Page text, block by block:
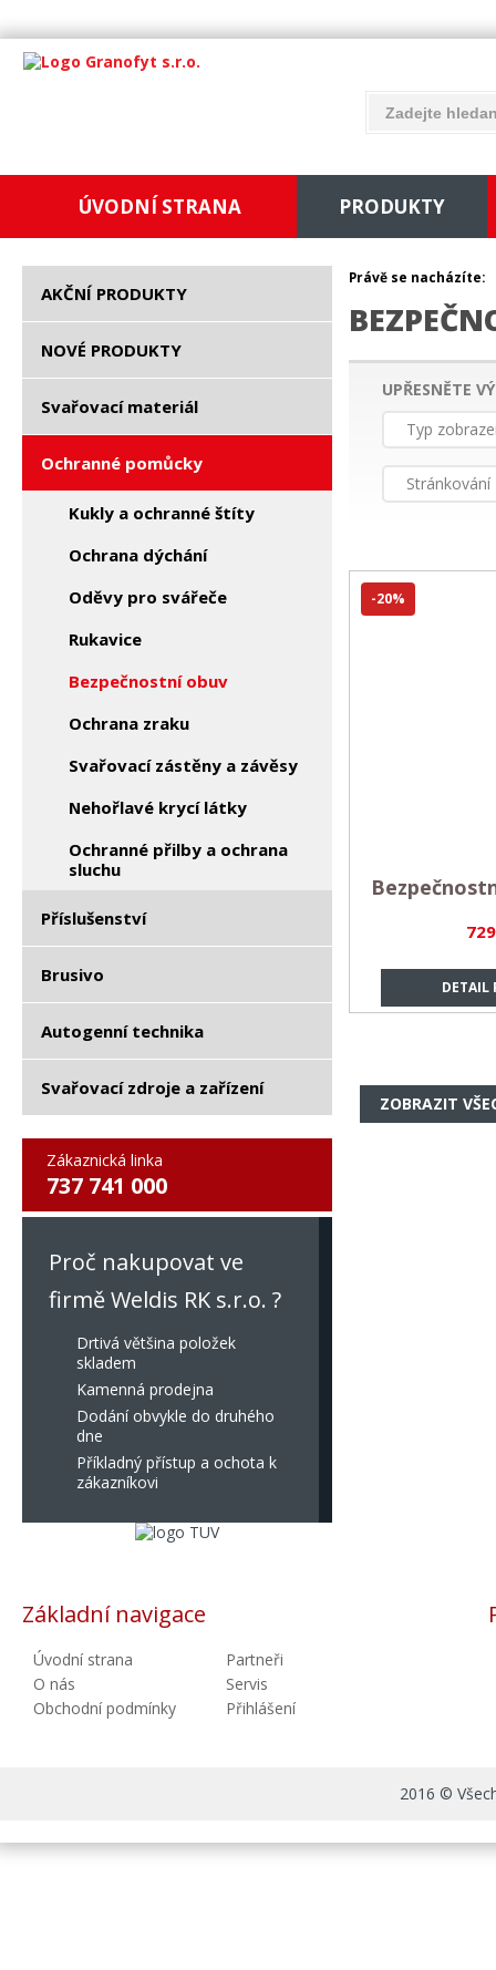
ÚVODNÍ STRANA PRODUKTY
AKČNÍ PRODUKTY
NOVÉ PRODUKTY
Svařovací materiál
Ochranné pomůcky
Kukly a ochranné štíty
Ochrana dýchání
Oděvy pro svářeče
Rukavice
Bezpečnostní obuv
Ochrana zraku
Svařovací zástěny a závěsy
Nehořlavé krycí látky
Ochranné přilby a ochrana
sluchu
Příslušenství
Brusivo
Autogenní technika
Svařovací zdroje a zařízení
Zákaznická linka
737 741 000
Proč nakupovat ve
firmě Weldis RK s.r.o. ?
Drtivá většina položek
skladem
Kamenná prodejna
Dodání obvykle do druhého
dne
Příkladný přístup a ochota k
zákazníkovi
Právě se nacházíte:
UPŘESNĚTE
Typ
Stránkování
DETAIL
-20%
ZOBRAZIT
Základní navigace
Úvodní strana
O nás
Obchodní podmínky
Partneři
Servis
Přihlášení
2016 ©